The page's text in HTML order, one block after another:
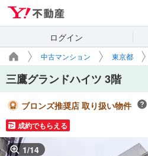
ログイン
中古マンション 東京都
三鷹グランドハイツ 3階
ブロンズ推奨店 取り扱い物件
成約でもらえる
1/14